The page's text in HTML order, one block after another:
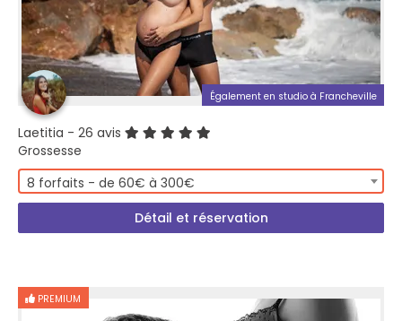
Également en studio à Francheville
Laetitia - 26 avis
Grossesse
8 forfaits - de 60€ à 300€
Détail et réservation
PREMIUM